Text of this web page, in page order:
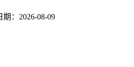
：2026-08-09